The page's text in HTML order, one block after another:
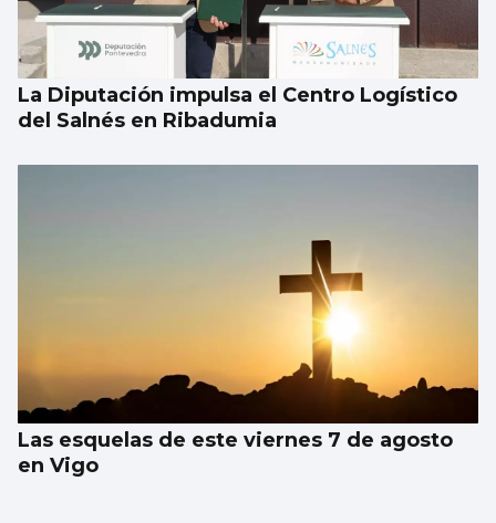
La Diputación impulsa el Centro Logístico
del Salnés en Ribadumia
Las esquelas de este viernes 7 de agosto
en Vigo